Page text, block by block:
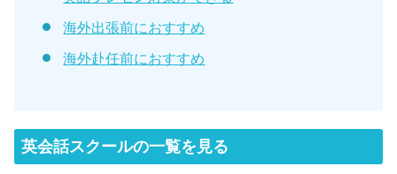
海外出張前におすすめ
海外赴任前におすすめ
英会話スクールの一覧を見る